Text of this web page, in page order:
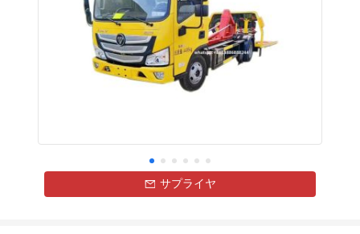
サプライヤ